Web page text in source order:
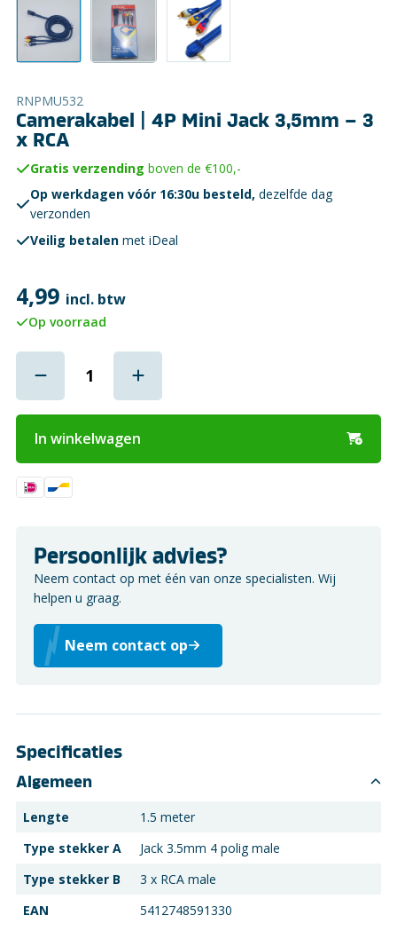
RNPMU532
Camerakabel | 4P Mini Jack 3,5mm – 3
x RCA
Gratis verzending boven de €100,-
Op werkdagen vóór 16:30u besteld, dezelfde dag
verzonden
Veilig betalen met iDeal
4,99 incl. btw
Op voorraad
In winkelwagen
Persoonlijk advies?
Neem contact op met één van onze specialisten. Wij
helpen u graag.
Neem contact op
Specificaties
Algemeen
Lengte
1.5 meter
Type stekker A
Jack 3.5mm 4 polig male
Type stekker B
3 x RCA male
EAN
5412748591330